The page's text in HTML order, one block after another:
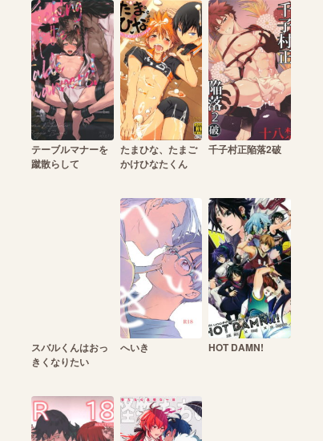
テーブルマナーを
蹴散らして
たまひな、たまご
かけひなたくん
千子村正陥落2破
スバルくんはおっ
きくなりたい
へいき HOT DAMN!